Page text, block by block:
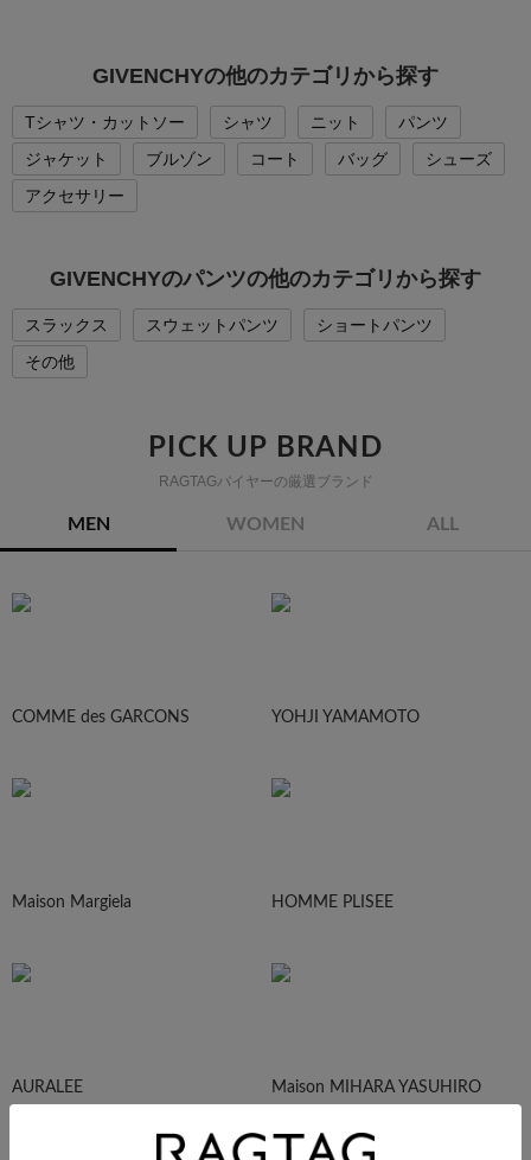
GIVENCHYの他のカテゴリから探す
Tシャツ・カットソー シャツ ニット
パンツ
ジャケット
ブルゾン コート バッグ
シューズ
アクセサリー
GIVENCHYのパンツの他のカテゴリから探す
スラックス スウェットパンツ
ショートパンツ
その他
PICK UP BRAND
RAGTAGバイヤーの厳選ブランド
MEN WOMEN ALL
COMME des GARCONS YOHJI YAMAMOTO
Maison Margiela HOMME PLISEE
AURALEE Maison MIHARA YASUHIRO